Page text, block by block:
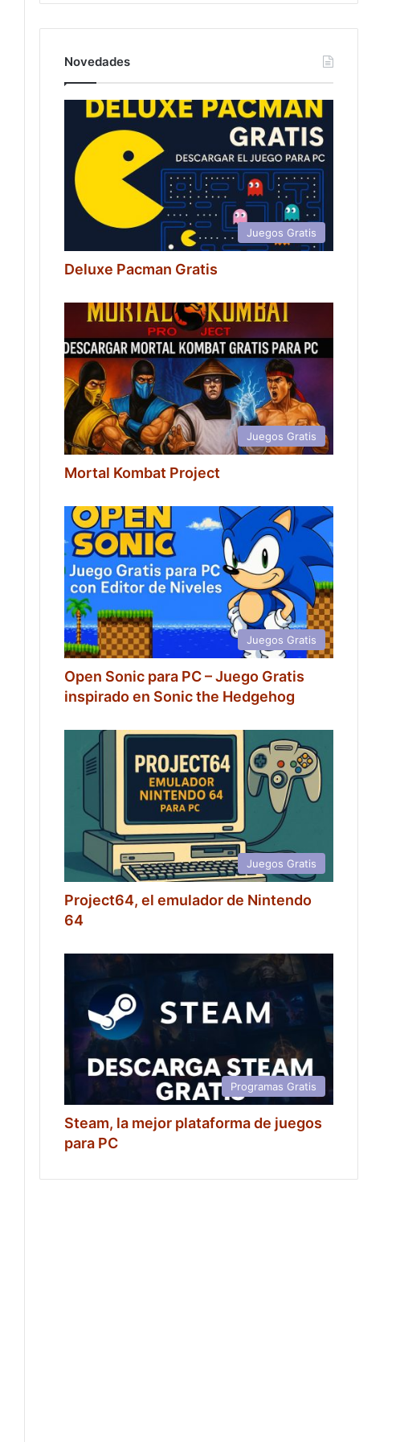
Novedades
Juegos Gratis
Deluxe Pacman Gratis
Juegos Gratis
Mortal Kombat Project
Juegos Gratis
Open Sonic para PC – Juego Gratis
inspirado en Sonic the Hedgehog
Juegos Gratis
Project64, el emulador de Nintendo
64
Programas Gratis
Steam, la mejor plataforma de juegos
para PC